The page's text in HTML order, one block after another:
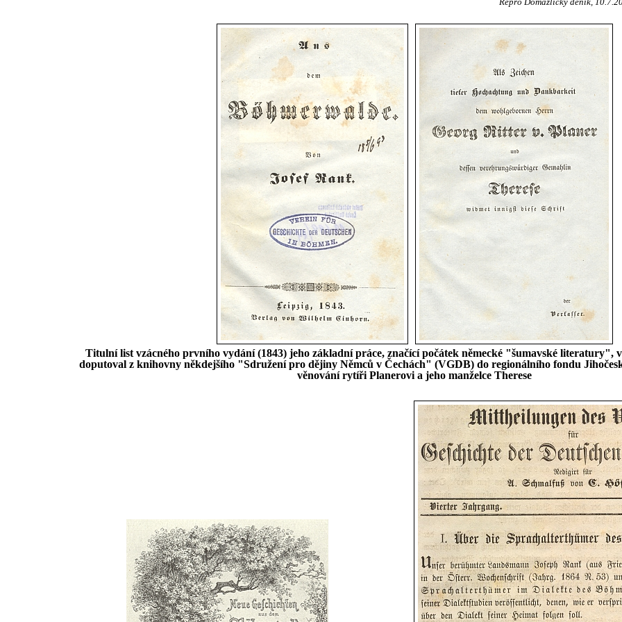
Repro Domažlický deník,
Titulní list vzácného prvního vydání (1843) jeho základní práce, značící počátek německé "šumavské literatury",
doputoval z knihovny někdejšího "Sdružení pro dějiny Němců v Čechách" (VGDB) do regionálního fondu
věnování rytíři Planerovi a jeho manželce Therese